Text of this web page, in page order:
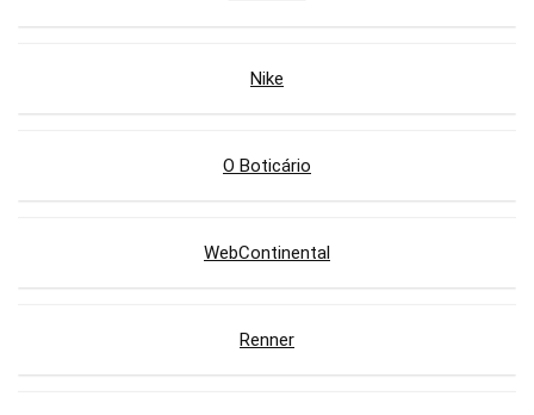
Nike
O Boticário
WebContinental
Renner